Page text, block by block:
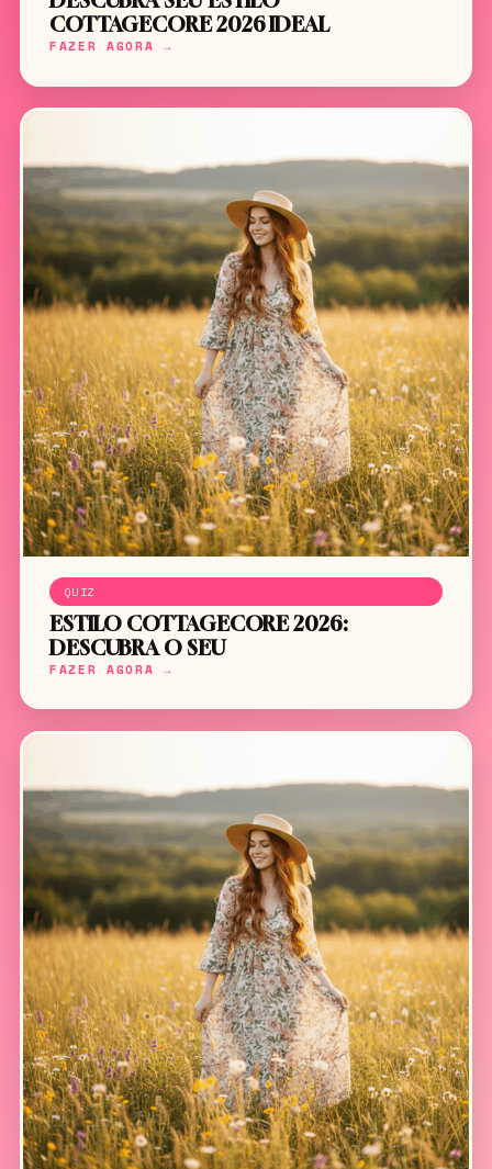
COTTAGECORE 2026 IDEAL
FAZER AGORA →
QUIZ
ESTILO COTTAGECORE 2026:
DESCUBRA O SEU
FAZER AGORA →